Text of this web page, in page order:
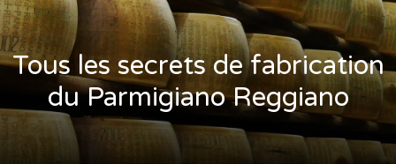
Tous les secrets de fabrication
du Parmigiano Reggiano